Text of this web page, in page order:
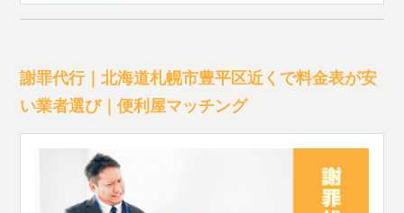
謝罪代行｜北海道札幌市豊平区近くで料金表が安
い業者選び｜便利屋マッチング